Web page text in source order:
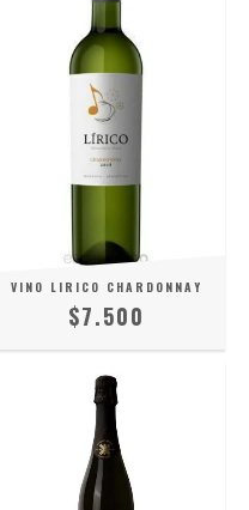
VINO LIRICO CHARDONNAY
$7.500